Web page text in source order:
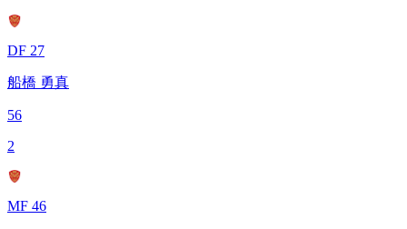
DF 27
船橋 勇真
56
2
MF 46